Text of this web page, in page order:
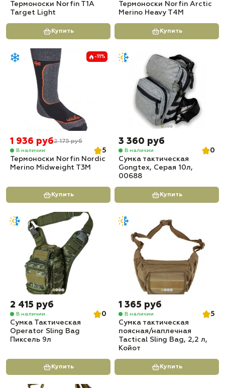
Термоноски Norfin T1A
Target Light
Купить
Термоноски Norfin Arctic
Merino Heavy T4M
Купить
-11%
1 936 руб2 175 руб
В наличии
5
Термоноски Norfin Nordic
Merino Midweight T3M
Купить
3 360 руб
В наличии
0
Сумка тактическая
Gongtex, Серая 10л,
00688
Купить
2 415 руб
В наличии
0
Сумка Тактическая
Operator Sling Bag
Пиксель 9л
Купить
1 365 руб
В наличии
5
Сумка тактическая
поясная/наплечная
Tactical Sling Bag, 2,2 л,
Койот
Купить